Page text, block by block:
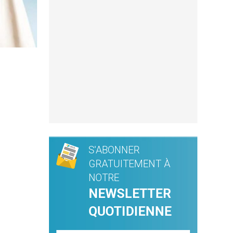
S'ABONNER
GRATUITEMENT À
NOTRE
NEWSLETTER
QUOTIDIENNE